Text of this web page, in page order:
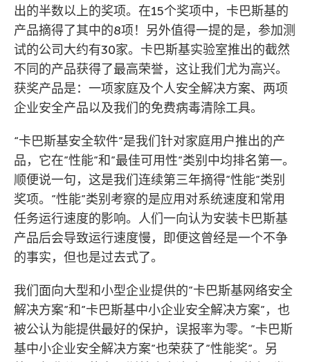
出的半数以上的奖项。在15个奖项中，卡巴斯基的
产品摘得了其中的8项！另外值得一提的是，参加测
试的公司大约有30家。卡巴斯基实验室推出的截然
不同的产品获得了最高荣誉，这让我们尤为高兴。
获奖产品是：一项家庭及个人安全解决方案、两项
企业安全产品以及我们的免费病毒清除工具。
“卡巴斯基安全软件”是我们针对家庭用户推出的产
品，它在”性能”和”最佳可用性”类别中均排名第一。
顺便说一句，这是我们连续第三年摘得”性能”类别
奖项。”性能”类别考察的是应用对系统速度和常用
任务运行速度的影响。人们一向认为安装卡巴斯基
产品后会导致运行速度慢，即便这曾经是一个不争
的事实，但也是过去式了。
我们面向大型和小型企业提供的”卡巴斯基网络安全
解决方案”和”卡巴斯基中小企业安全解决方案”，也
被公认为能提供最好的保护，误报率为零。”卡巴斯
基中小企业安全解决方案”也荣获了”性能奖”。另